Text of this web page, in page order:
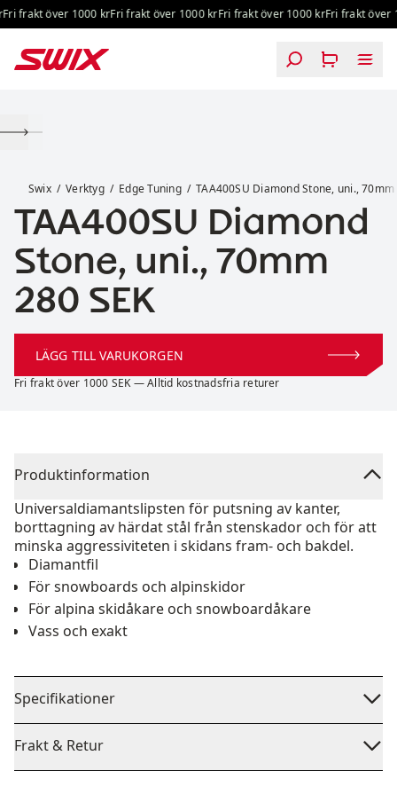
Hoppa till innehåll
frakt över 1000 krFri frakt över 1000 krFri frakt över 1000 krFri frakt över
Swix Verktyg Edge Tuning TAA400SU Diamond Stone, uni., 70mm
TAA400SU Diamond
Stone, uni., 70mm
Pris:
280 SEK
LÄGG TILL VARUKORGEN
Fri frakt över 1000 SEK — Alltid kostnadsfria returer
Produktinformation
Universaldiamantslipsten för putsning av kanter,
borttagning av härdat stål från stenskador och för att
minska aggressiviteten i skidans fram- och bakdel.
Diamantfil
För snowboards och alpinskidor
För alpina skidåkare och snowboardåkare
Vass och exakt
Specifikationer
Frakt & Retur